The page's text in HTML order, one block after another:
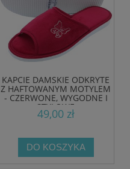
KAPCIE DAMSKIE ODKRYTE
Z HAFTOWANYM MOTYLEM
- CZERWONE, WYGODNE I
STYLOWE
49,00 zł
DO KOSZYKA